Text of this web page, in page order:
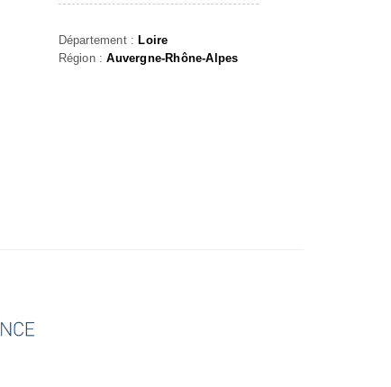
Département : Loire
Région :Auvergne-Rhône-Alpes